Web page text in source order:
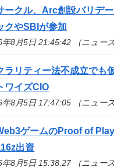
ークル、Arc創設バリデ
クやSBIが参加
8月5日 21:45:42 （ニュース
ラリティー法不成立でも
トワイズCIO
8月5日 17:47:05 （ニュース
ゲームのProof of
出資
8月5日 15:38:27 （ニュース